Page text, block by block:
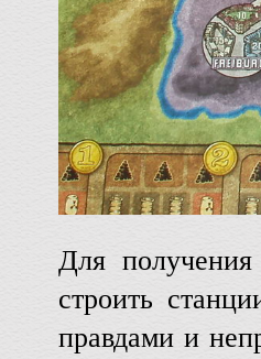
Для
строить
правдами и